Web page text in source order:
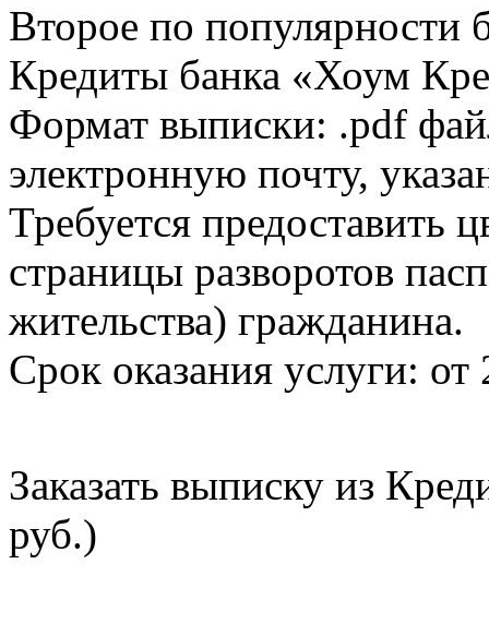
Второе по популярности
Кредиты банка «Хоум
Формат выписки: .pdf
электронную почту,
Требуется предоставить
страницы разворотов
жительства) гражданина.
Срок оказания услуги: от
Заказать выписку из
руб.)